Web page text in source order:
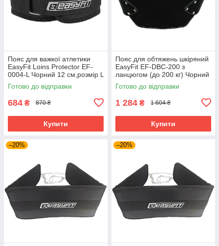
Пояс для важкої атлетики
EasyFit Loins Protector EF-
0004-L Чорний 12 см,розмір L
(80–100 см)
Готово до відправки
684 ₴ 870 ₴
Купити
Пояс для обтяжень шкіряний
EasyFit EF-DBC-200 з
ланцюгом (до 200 кг) Чорний
Готово до відправки
1 284 ₴ 1 604 ₴
Купити
–20% –20%